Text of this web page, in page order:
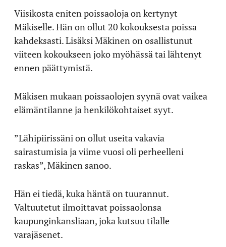
Viisikosta eniten poissaoloja on kertynyt
Mäkiselle. Hän on ollut 20 kokouksesta poissa
kahdeksasti. Lisäksi Mäkinen on osallistunut
viiteen kokoukseen joko myöhässä tai lähtenyt
ennen päättymistä.
Mäkisen mukaan poissaolojen syynä ovat vaikea
elämäntilanne ja henkilökohtaiset syyt.
”Lähipiirissäni on ollut useita vakavia
sairastumisia ja viime vuosi oli perheelleni
raskas”, Mäkinen sanoo.
Hän ei tiedä, kuka häntä on tuurannut.
Valtuutetut ilmoittavat poissaolonsa
kaupunginkansliaan, joka kutsuu tilalle
varajäsenet.